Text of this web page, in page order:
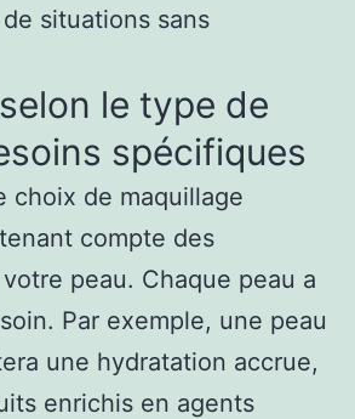
situations sans
le type de
spécifiques
choix de maquillage
compte des
peau. Chaque peau a
Par exemple, une peau
une hydratation accrue,
enrichis en agents